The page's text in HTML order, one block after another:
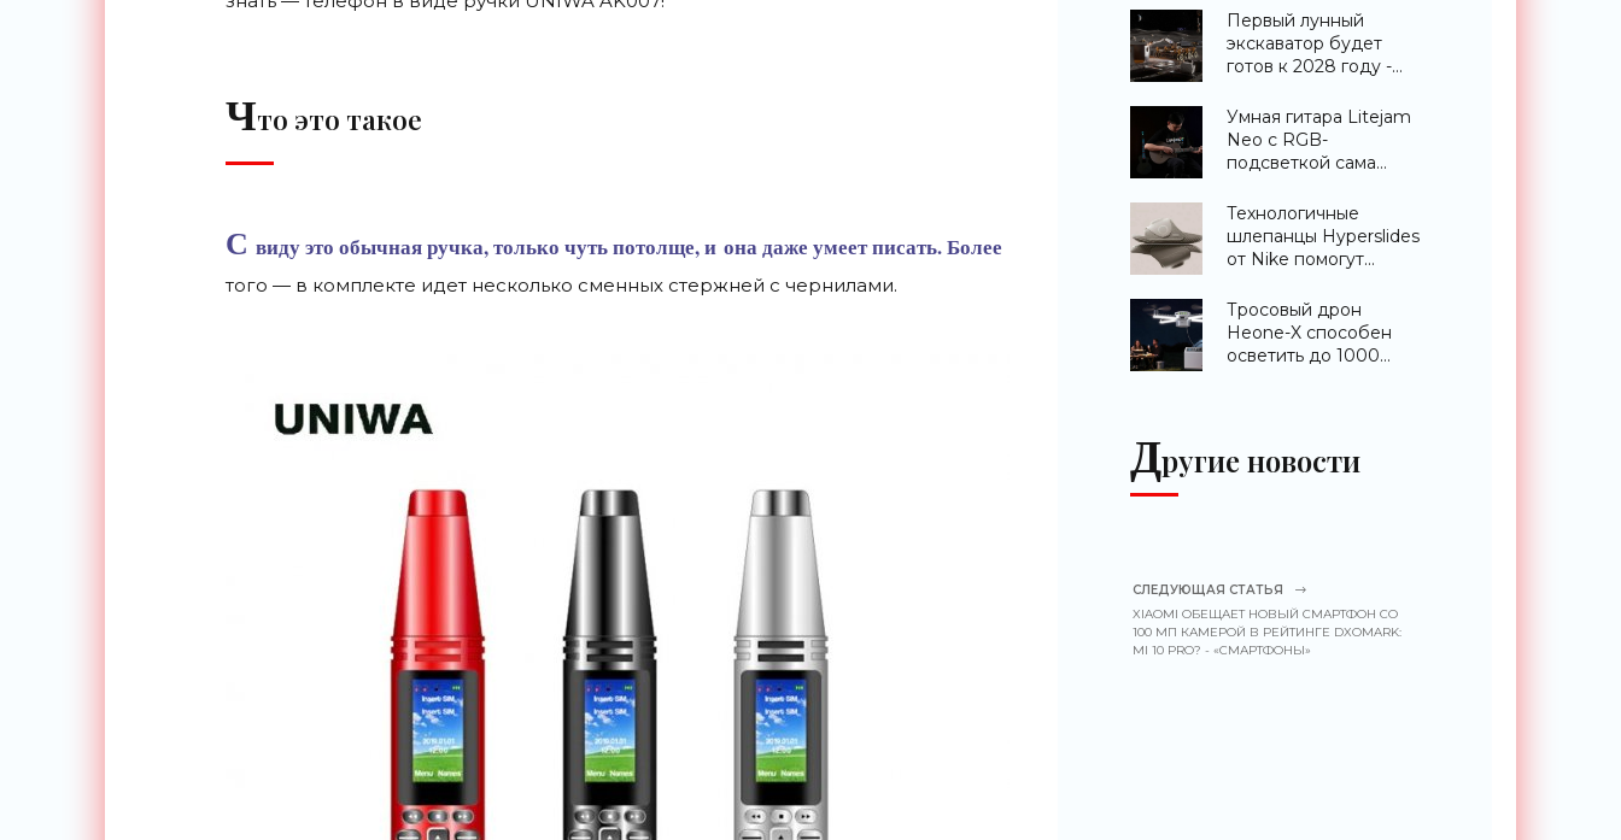
Что это такое
С виду это обычная ручка, только чуть потолще, и она даже умеет писать. Более
того —в комплекте идет несколько сменных стержней с чернилами.
ПРО AEGIS -
«Оружие»
Первый лунный
экскаватор будет
готов к 2028 году -
Умная гитара Litejam
Neo с RGB-
подсветкой сама
«Гаджеты»
Технологичные
шлепанцы Hyperslides
от Nike помогут
ноги после
тренировки -
«Гаджеты»
Тросовый дрон
Heone-X способен
осветить до 1000
Другие новости
СЛЕДУЮЩАЯ СТАТЬЯ
XIAOMI ОБЕЩАЕТ НОВЫЙ СМАРТФОН СО
100 МП КАМЕРОЙ В РЕЙТИНГЕ DXOMARK:
MI 10 PRO? - «СМАРТФОНЫ»